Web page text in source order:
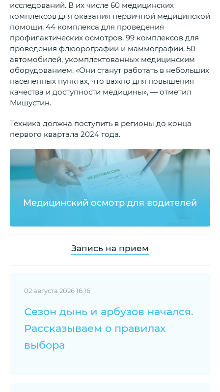
исследований. В их числе 60 медицинских
комплексов для оказания первичной медицинской
помощи, 44 комплекса для проведения
профилактических осмотров, 99 комплексов для
проведения флюорографии и маммографии, 50
автомобилей, укомплектованных медицинским
оборудованием. «Они станут работать в небольших
населенных пунктах, что важно для повышения
качества и доступности медицины», — отметил
Мишустин.
Техника должна поступить в регионы до конца
первого квартала 2024 года.
Медицинский осмотр для водителей
Запись на прием
02 августа 2026 16:16
Сезон дынь и арбузов начался.
Рассказываем о правилах
выбора